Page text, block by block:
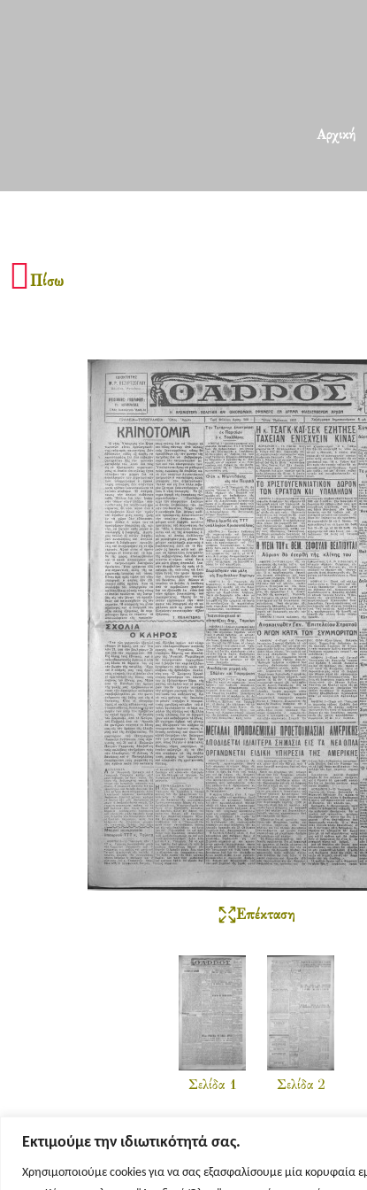
Εκτιμούμε την ιδιωτικότητά σας.
Χρησιμοποιούμε cookies για να σας εξασφαλίσουμε μία κορυφαία
Αρχική
Πίσω
Επέκταση
Σελίδα 1 Σελίδα 2